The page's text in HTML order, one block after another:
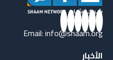
Email:info@shaam.org
الأخبار